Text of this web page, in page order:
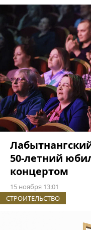
50-летний
концертом
15 ноября 13:01
СТРОИТЕЛЬСТВО